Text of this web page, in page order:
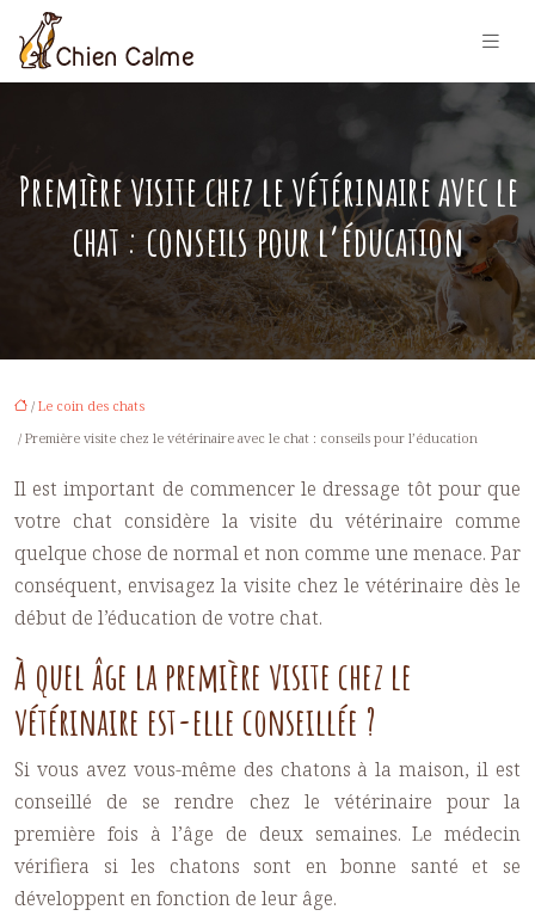
Première visite chez le vétérinaire avec le
chat : conseils pour l’éducation
/ Le coin des chats
/ Première visite chez le vétérinaire avec le chat : conseils pour l’éducation
Il est important de commencer le dressage tôt pour que
votre chat considère la visite du vétérinaire comme
quelque chose de normal et non comme une menace. Par
conséquent, envisagez la visite chez le vétérinaire dès le
début de l’éducation de votre chat.
À quel âge la première visite chez le
vétérinaire est-elle conseillée ?
Si vous avez vous-même des chatons à la maison, il est
conseillé de se rendre chez le vétérinaire pour la
première fois à l’âge de deux semaines. Le médecin
vérifiera si les chatons sont en bonne santé et se
développent en fonction de leur âge.